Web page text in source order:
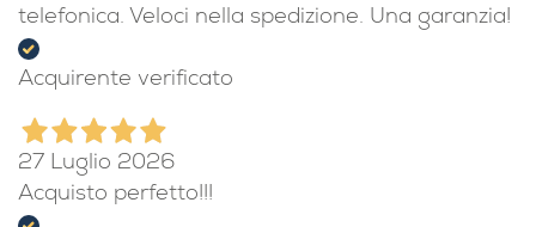
telefonica. Veloci nella spedizione. Una garanzia!
Acquirente verificato
27 Luglio 2026
Acquisto perfetto!!!